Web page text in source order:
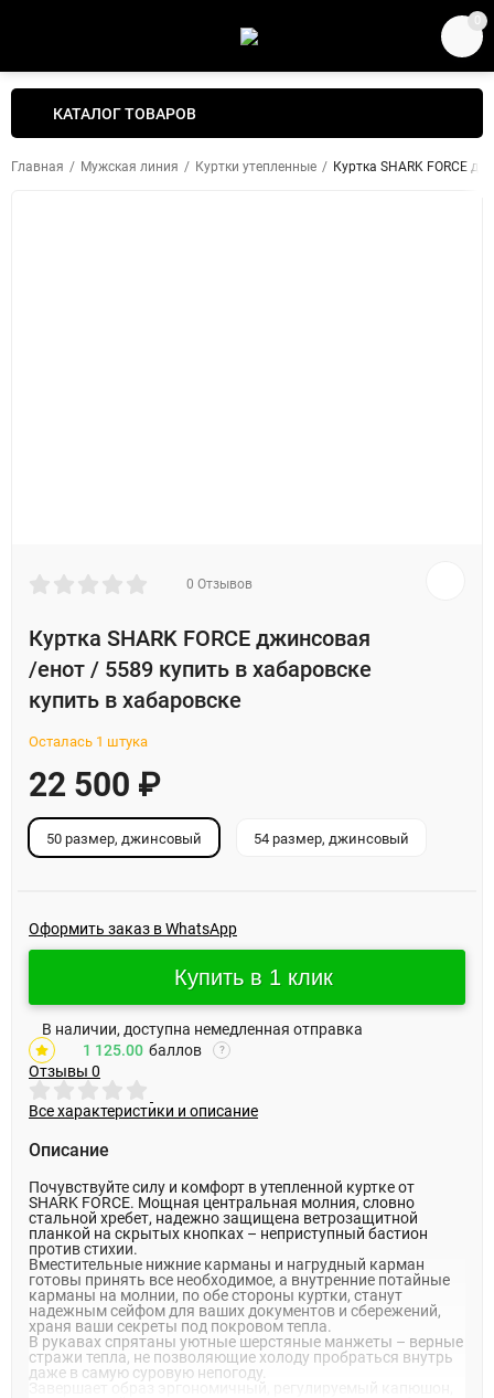
0
КАТАЛОГ ТОВАРОВ
Главная / Мужская линия / Куртки утепленные / Куртка SHARK FORCE
0 Отзывов
Куртка SHARK FORCE джинсовая
/енот / 5589 купить в хабаровске
купить в хабаровске
Осталась 1 штука
22 500 ₽
50 размер, джинсовый 54 размер, джинсовый
Оформить заказ в WhatsApp
Купить в 1 клик
В наличии, доступна немедленная отправка
1 125.00 баллов ?
Отзывы 0
Все характеристики и описание
Описание
Почувствуйте силу и комфорт в утепленной куртке от
SHARK FORCE. Мощная центральная молния, словно
стальной хребет, надежно защищена ветрозащитной
планкой на скрытых кнопках – неприступный бастион
против стихии.
Вместительные нижние карманы и нагрудный карман
готовы принять все необходимое, а внутренние потайные
карманы на молнии, по обе стороны куртки, станут
надежным сейфом для ваших документов и сбережений,
храня ваши секреты под покровом тепла.
В рукавах спрятаны уютные шерстяные манжеты – верные
стражи тепла, не позволяющие холоду пробраться внутрь
даже в самую суровую непогоду.
Завершает образ эргономичный, регулируемый капюшон,